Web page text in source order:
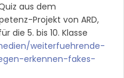
aus dem
Projekt von ARD,
die 5. bis 10. Klasse
weiterfuehrende-
erkennen-fakes-